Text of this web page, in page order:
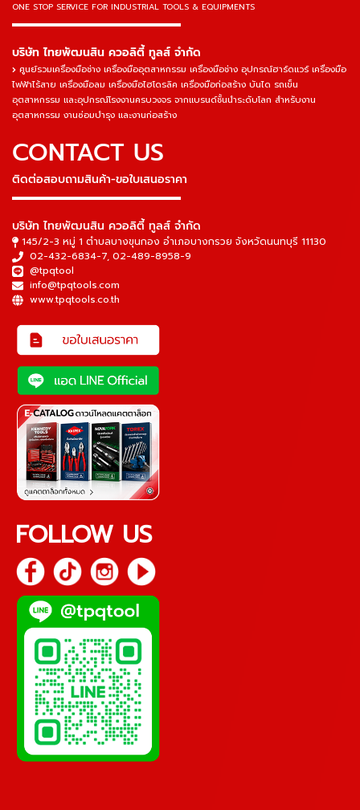
ONE STOP SERVICE FOR INDUSTRIAL TOOLS & EQUIPMENTS
▬▬▬▬▬▬▬▬▬▬▬▬▬▬▬
บริษัท ไทยพัฒนสิน ควอลิตี้ ทูลส์ จำกัด
ศูนย์รวมเครื่องมือช่าง เครื่องมืออุตสาหกรรม เครื่องมือช่าง อุปกรณ์ฮาร์ดแวร์ เครื่องมือ
ไฟฟ้าไร้สาย เครื่องมือลม เครื่องมือไฮโดรลิค เครื่องมือก่อสร้าง บันได รถเข็น
อุตสาหกรรม และอุปกรณ์โรงงานครบวงจร จากแบรนด์ชั้นนำระดับโลก สำหรับงาน
อุตสาหกรรม งานซ่อมบำรุง และงานก่อสร้าง
CONTACT US
ติดต่อสอบถามสินค้า-ขอใบเสนอราคา
▬▬▬▬▬▬▬▬▬▬▬▬▬▬▬
บริษัท ไทยพัฒนสิน ควอลิตี้ ทูลส์ จำกัด
145/2-3 หมู่ 1 ตำบลบางขุนกอง อำเภอบางกรวย จังหวัดนนทบุรี 11130
02-432-6834-7, 02-489-8958-9
@tpqtool
info@tpqtools.com
www.tpqtools.co.th
FOLLOW US